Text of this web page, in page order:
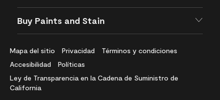
Buy Paints and Stain
Mapa del sitio Privacidad
Términos y condiciones
Accesibilidad
Políticas
Ley de Transparencia en la Cadena de Suministro de
California